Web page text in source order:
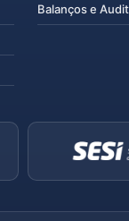
Balanços e